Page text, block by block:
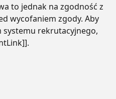
to jednak na zgodność z
wycofaniem zgody. Aby
systemu rekrutacyjnego,